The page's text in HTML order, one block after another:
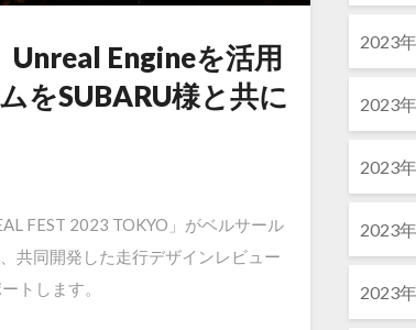
Unreal Engineを活用
をSUBARU様と共に
FEST 2023 TOKYO」がベルサール
共同開発した走行デザインレビュー
トします。
2023
2023
2023
2023
2023